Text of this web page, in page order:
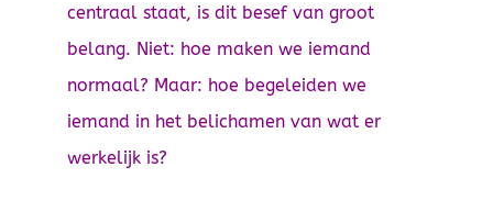
centraal staat, is dit besef van groot
belang. Niet: hoe maken we iemand
normaal? Maar: hoe begeleiden we
iemand in het belichamen van wat er
werkelijk is?